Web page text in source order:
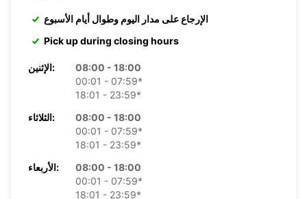
الإرجاع على مدار اليوم وطوال أيام الأسبوع
Pick up during closing hours
الإثنين:
08:00 - 18:00
00:01 - 07:59*
18:01 - 23:59*
الثلاثاء:
08:00 - 18:00
00:01 - 07:59*
18:01 - 23:59*
الأربعاء:
08:00 - 18:00
00:01 - 07:59*
18:01 - 23:59*